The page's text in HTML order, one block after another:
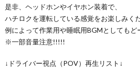
是非、ヘッドホンやイヤホン装着で、
ハチロクを運転している感覚をお楽しみく
例によって作業用や睡眠用BGMとしてもど
※一部音量注意!!!!!
↓ドライバー視点（POV）再生リスト↓